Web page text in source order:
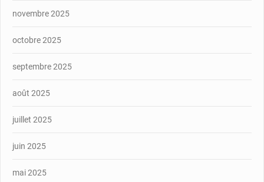
novembre 2025
octobre 2025
septembre 2025
août 2025
juillet 2025
juin 2025
mai 2025